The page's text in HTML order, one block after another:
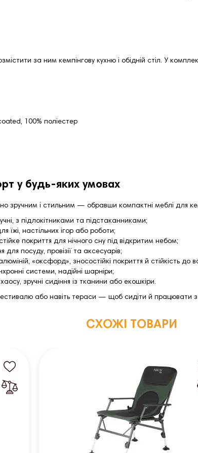
за ним кемпінгову кухню і обідній стіл. У
100% поліестер
у будь-яких умовах
зручним і стильним — обравши компактні меблі для
з підлокітниками та підстаканниками;
їжі, настільних ігор або роботи;
покриття для нічного сну під відкритим небом;
посуду, провізії та аксесуарів;
«оксфорд», зносостійкі покриття й стійкість до
системи, надійні шарніри;
зручні сидіння із тканини або екошкіри.
фестивалю або навіть тераси — щоб сидіти й
СХОЖІ ТОВАРИ